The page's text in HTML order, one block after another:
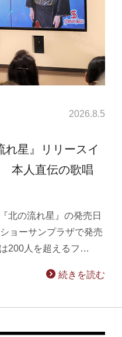
2026.8.5
れ星』リリースイ
本人直伝の歌唱
北の流れ星』の発売日
ョーサンプラザで発売
200人を超えるフ…
続きを読む